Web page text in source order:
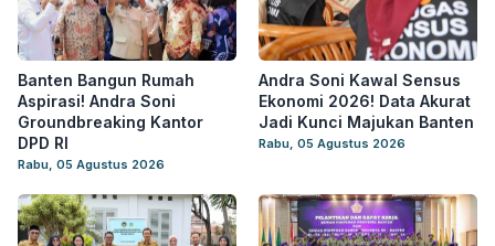
Banten Bangun Rumah
Aspirasi! Andra Soni
Groundbreaking Kantor
DPD RI
Rabu, 05 Agustus 2026
Andra Soni Kawal Sensus
Ekonomi 2026! Data Akurat
Jadi Kunci Majukan Banten
Rabu, 05 Agustus 2026